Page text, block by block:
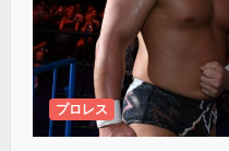
プロレス